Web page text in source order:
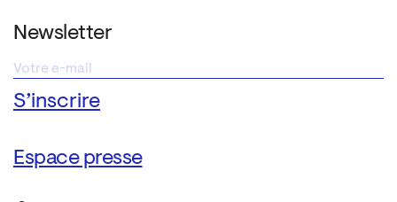
Newsletter
Espace presse